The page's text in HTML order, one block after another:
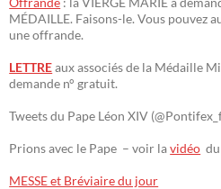
MÉDAILLE. Faisons-le. Vous pouvez
une offrande.
LETTREaux associés de la Médaille
demande n° gratuit.
Tweets du Pape Léon XIV
Prions avec le Pape – voir lavidéo
MESSE et Bréviaire du jour